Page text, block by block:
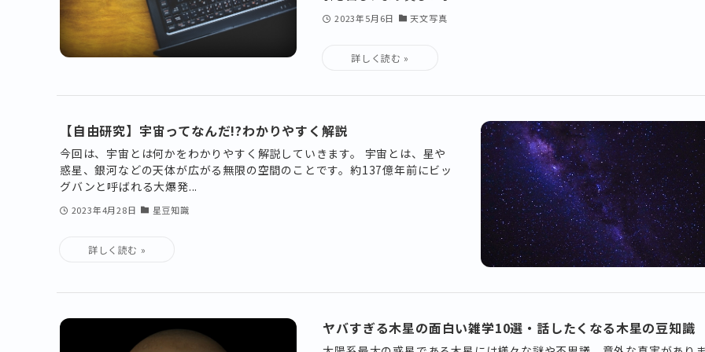
2023年5月6日 天文写真
【自由研究】宇宙ってなんだ!?わかりやすく解説
今回は、宇宙とは何かをわかりやすく解説していきます。 宇宙とは、星や
惑星、銀河などの天体が広がる無限の空間のことです。約137億年前にビッ
グバンと呼ばれる大爆発...
2023年4月28日 星豆知識
ヤバすぎる木星の面白い雑学10選・話したくなる木星の豆知識